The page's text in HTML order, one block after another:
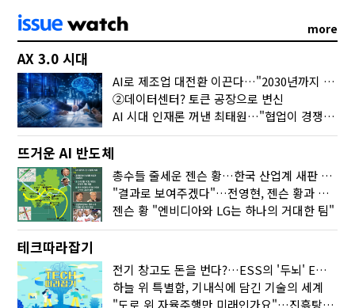
more
AX 3.0 시대
AI로 제조업 대전환 이끈다…"2030년까지 민관합동 20조 투자"
②데이터센터? 토큰 공장으로 변신
AI 시대 인재론 꺼낸 최태원…"협업이 경쟁력"
뜨거운 AI 반도체
총수들 줄세운 젠슨 황…한국 산업계 새판 짰다
"결과로 보여주겠다"…전영현, 젠슨 황과 HBM5 논의
젠슨 황 "엔비디아와 LG는 하나의 거대한 팀"
테크따라잡기
전기 창고도 돈을 번다?…ESS의 '두뇌' EMO가 뭐길래
하늘 위 특별함, 기내식에 담긴 기술의 세계
"도로 위 자율주행만 미래인가요"…진흙탕서 길 내는 HD현대 AI 기술